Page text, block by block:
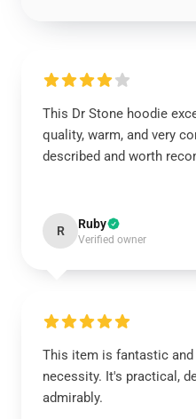
This Dr Stone hoodie
quality, warm, and very
described and worth
R Ruby
Verified owner
This item is fantastic
necessity. It's practical,
admirably.